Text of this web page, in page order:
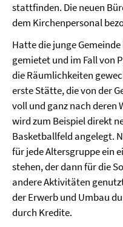
stattfinden. Die neuen
dem Kirchenpersonal
Hatte die junge
gemietet und im Fall von
die Räumlichkeiten
erste Stätte, die von der
voll und ganz nach deren
wird zum Beispiel direkt
Basketballfeld angelegt.
für jede Altersgruppe ein
stehen, der dann für die
andere Aktivitäten
der Erwerb und Umbau
durch Kredite.